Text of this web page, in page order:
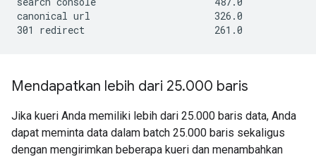
canonical url                      326.0
Mendapatkan lebih dari 25.000 baris
Jika kueri Anda memiliki lebih dari 25.000 baris data, Anda
dapat meminta data dalam batch 25.000 baris sekaligus
dengan mengirimkan beberapa kueri dan menambahkan